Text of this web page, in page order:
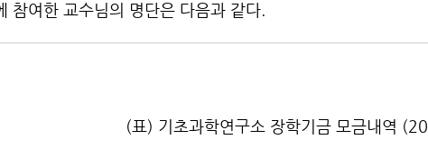
참여한 교수님의 명단은 다음과 같다.
(표) 기초과학연구소 장학기금 모금내역